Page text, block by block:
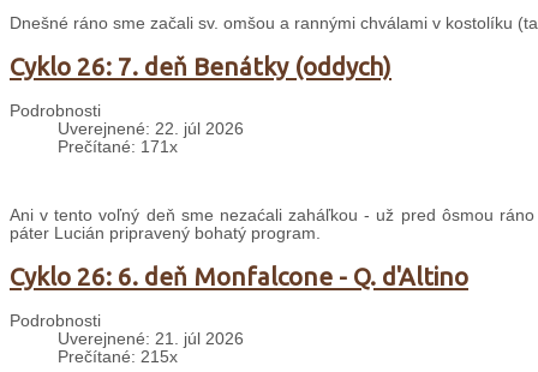
Dnešné ráno sme začali sv. omšou a rannými chválami v kostolíku
Cyklo 26: 7. deň Benátky (oddych)
Podrobnosti
Uverejnené: 22. júl 2026
Prečítané: 171x
Ani v tento voľný deň sme nezaćali zaháľkou - už pred ôsmou
páter Lucián pripravený bohatý program.
Cyklo 26: 6. deň Monfalcone - Q. d'Altino
Podrobnosti
Uverejnené: 21. júl 2026
Prečítané: 215x